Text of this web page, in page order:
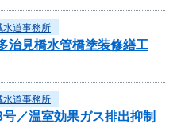
水道事務所
治見橋水管橋塗装修繕工
水道事務所
／温室効果ガス排出抑制